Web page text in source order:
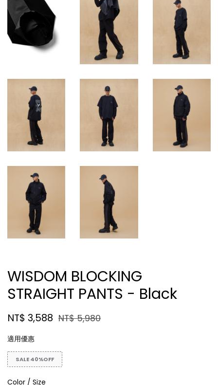
WISDOM BLOCKING
STRAIGHT PANTS - Black
NT$ 3,588 NT$ 5,980
適用優惠
SALE 40%OFF
Color / Size